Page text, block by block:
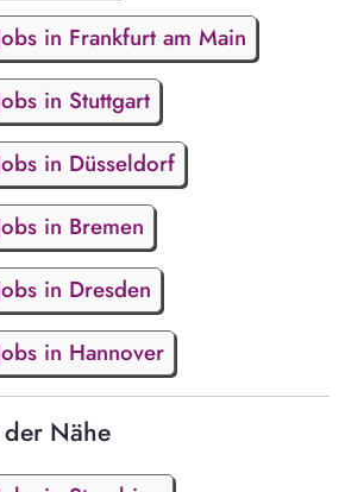
in Frankfurt am Main
in Stuttgart
in Düsseldorf
in Bremen
in Dresden
in Hannover
Nähe